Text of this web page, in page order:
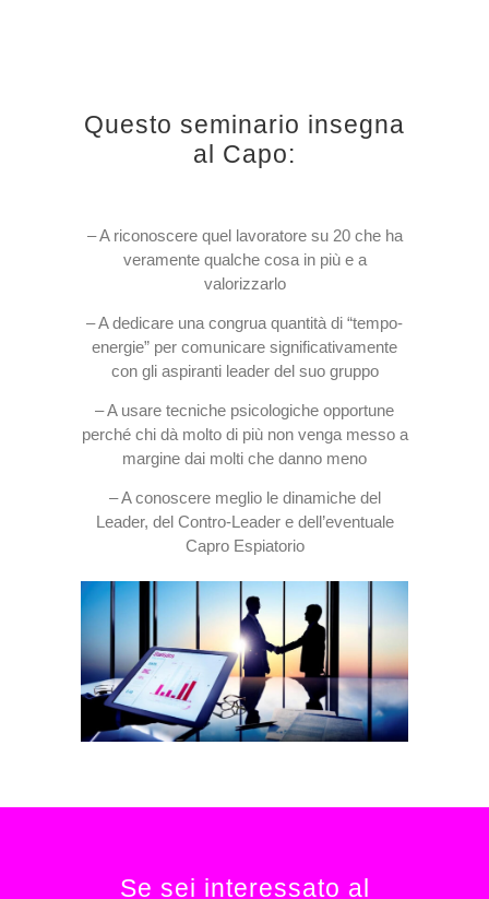
Questo seminario insegna
al Capo:
– A riconoscere quel lavoratore su 20 che ha
veramente qualche cosa in più e a
valorizzarlo
– A dedicare una congrua quantità di “tempo-
energie” per comunicare significativamente
con gli aspiranti leader del suo gruppo
– A usare tecniche psicologiche opportune
perché chi dà molto di più non venga messo a
margine dai molti che danno meno
– A conoscere meglio le dinamiche del
Leader, del Contro-Leader e dell’eventuale
Capro Espiatorio
Se sei interessato al